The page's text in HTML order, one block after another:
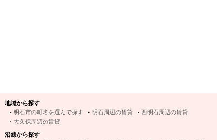
地域から探す
明石市の町名を選んで探す
明石周辺の賃貸
西明石周辺の賃貸
大久保周辺の賃貸
沿線から探す